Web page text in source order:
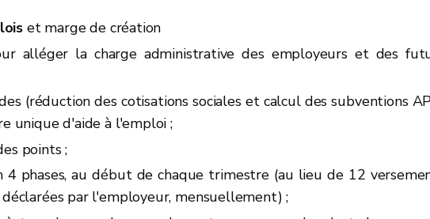
et marge de création
alléger la charge administrative des employeurs et des
(réduction des cotisations sociales et calcul des subventions
unique d'aide à l'emploi ;
points ;
phases, au début de chaque trimestre (au lieu de 12
par l'employeur, mensuellement) ;